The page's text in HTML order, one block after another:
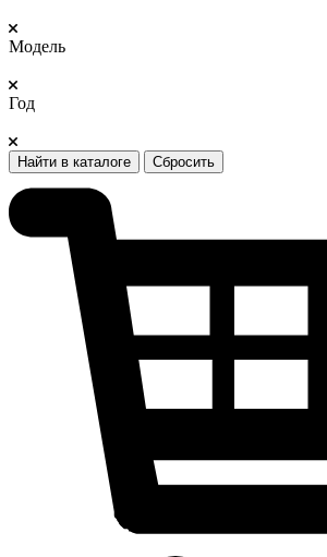
Модель
Год
Найти в каталоге Сбросить